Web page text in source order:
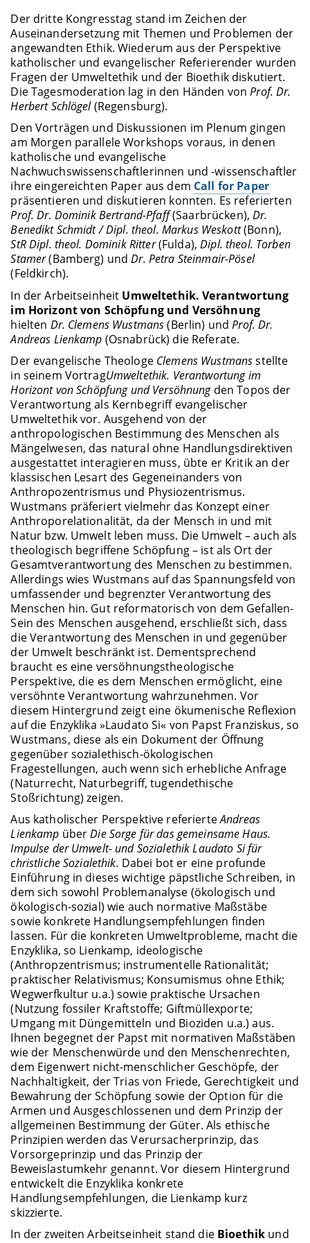
Der dritte Kongresstag stand im Zeichen der
Auseinandersetzung mit Themen und Problemen der
angewandten Ethik. Wiederum aus der Perspektive
katholischer und evangelischer Referierender wurden
Fragen der Umweltethik und der Bioethik diskutiert.
Die Tagesmoderation lag in den Händen vonProf. Dr.
Herbert Schlögel(Regensburg).
Den Vorträgen und Diskussionen im Plenum gingen
am Morgen parallele Workshops voraus, in denen
katholische und evangelische
Nachwuchswissenschaftlerinnen und -wissenschaftler
ihre eingereichten Paper aus dem Call for Paper
präsentieren und diskutieren konnten. Es referierten
Prof. Dr. Dominik Bertrand-Pfaff(Saarbrücken),Dr.
Benedikt Schmidt / Dipl. theol. Markus Weskott(Bonn),
StR Dipl. theol. Dominik Ritter(Fulda),Dipl. theol. Torben
Stamer(Bamberg) undDr. Petra Steinmair-Pösel
(Feldkirch).
In der Arbeitseinheit Umweltethik. Verantwortung
im Horizont von Schöpfung und Versöhnung
hielten Dr. Clemens Wustmans(Berlin) undProf. Dr.
Andreas Lienkamp (Osnabrück) die Referate.
Der evangelische Theologe Clemens Wustmansstellte
in seinem VortragUmweltethik. Verantwortung im
Horizont von Schöpfung und Versöhnung den Topos der
Verantwortung als Kernbegriff evangelischer
Umweltethik vor. Ausgehend von der
anthropologischen Bestimmung des Menschen als
Mängelwesen, das natural ohne Handlungsdirektiven
ausgestattet interagieren muss, übte er Kritik an der
klassischen Lesart des Gegeneinanders von
Anthropozentrismus und Physiozentrismus.
Wustmans präferiert vielmehr das Konzept einer
Anthroporelationalität, da der Mensch in und mit
Natur bzw. Umwelt leben muss. Die Umwelt – auch als
theologisch begriffene Schöpfung – ist als Ort der
Gesamtverantwortung des Menschen zu bestimmen.
Allerdings wies Wustmans auf das Spannungsfeld von
umfassender und begrenzter Verantwortung des
Menschen hin. Gut reformatorisch von dem Gefallen-
Sein des Menschen ausgehend, erschließt sich, dass
die Verantwortung des Menschen in und gegenüber
der Umwelt beschränkt ist. Dementsprechend
braucht es eine versöhnungstheologische
Perspektive, die es dem Menschen ermöglicht, eine
versöhnte Verantwortung wahrzunehmen. Vor
diesem Hintergrund zeigt eine ökumenische Reflexion
auf die Enzyklika »Laudato Si« von Papst Franziskus, so
Wustmans, diese als ein Dokument der Öffnung
gegenüber sozialethisch-ökologischen
Fragestellungen, auch wenn sich erhebliche Anfrage
(Naturrecht, Naturbegriff, tugendethische
Stoßrichtung) zeigen.
Aus katholischer Perspektive referierteAndreas
Lienkamp überDie Sorge für das gemeinsame Haus.
Impulse der Umwelt- und Sozialethik Laudato Si für
christliche Sozialethik. Dabei bot er eine profunde
Einführung in dieses wichtige päpstliche Schreiben, in
dem sich sowohl Problemanalyse (ökologisch und
ökologisch-sozial) wie auch normative Maßstäbe
sowie konkrete Handlungsempfehlungen finden
lassen. Für die konkreten Umweltprobleme, macht die
Enzyklika, so Lienkamp, ideologische
(Anthropzentrismus; instrumentelle Rationalität;
praktischer Relativismus; Konsumismus ohne Ethik;
Wegwerfkultur u.a.) sowie praktische Ursachen
(Nutzung fossiler Kraftstoffe; Giftmüllexporte;
Umgang mit Düngemitteln und Bioziden u.a.) aus.
Ihnen begegnet der Papst mit normativen Maßstäben
wie der Menschenwürde und den Menschenrechten,
dem Eigenwert nicht-menschlicher Geschöpfe, der
Nachhaltigkeit, der Trias von Friede, Gerechtigkeit und
Bewahrung der Schöpfung sowie der Option für die
Armen und Ausgeschlossenen und dem Prinzip der
allgemeinen Bestimmung der Güter. Als ethische
Prinzipien werden das Verursacherprinzip, das
Vorsorgeprinzip und das Prinzip der
Beweislastumkehr genannt. Vor diesem Hintergrund
entwickelt die Enzyklika konkrete
Handlungsempfehlungen, die Lienkamp kurz
skizzierte.
In der zweiten Arbeitseinheit stand die Bioethik und